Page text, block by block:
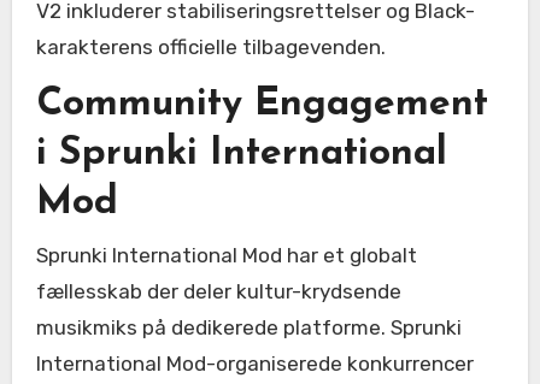
V2 inkluderer stabiliseringsrettelser og Black-
karakterens officielle tilbagevenden.
Community Engagement
i Sprunki International
Mod
Sprunki International Mod har et globalt
fællesskab der deler kultur-krydsende
musikmiks på dedikerede platforme. Sprunki
International Mod-organiserede konkurrencer